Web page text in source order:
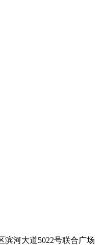
滨河大道5022号联合广场